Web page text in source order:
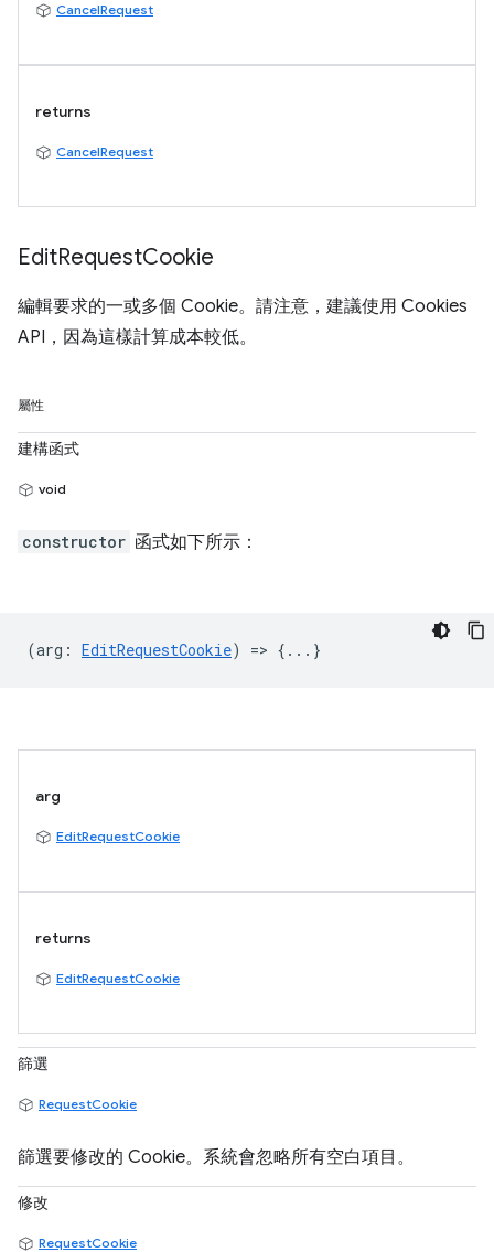
CancelRequest
returns
CancelRequest
EditRequestCookie
編輯要求的一或多個 Cookie。請注意，建議使用 Cookies
API，因為這樣計算成本較低。
屬性
建構函式
void
constructor 函式如下所示：
(arg : EditRequestCookie) => {...}
arg
EditRequestCookie
returns
EditRequestCookie
篩選
RequestCookie
篩選要修改的 Cookie。系統會忽略所有空白項目。
修改
RequestCookie